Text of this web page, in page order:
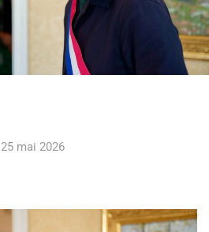
25 mai 2026